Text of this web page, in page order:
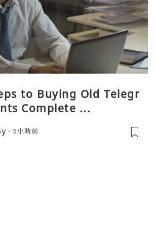
to Buying Old Telegr
Complete ...
5小時前